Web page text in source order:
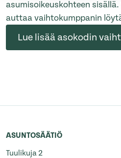
asumisoikeuskohteen
auttaa vaihtokumppanin
Lue lisää asokodin
ASUNTOSÄÄTIÖ
Tuulikuja 2